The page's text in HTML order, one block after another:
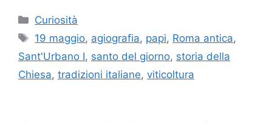
Categorie
Curiosità
Tag
19 maggio, agiografia, papi, Roma antica,
Sant'Urbano I, santo del giorno, storia della
Chiesa, tradizioni italiane, viticoltura